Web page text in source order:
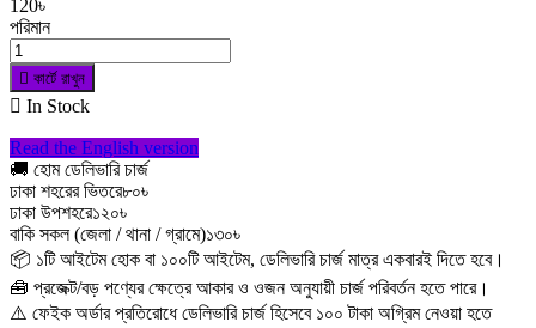
120৳
পরিমান
 কার্টে রাখুন
 In Stock
Read the English version
🚚 হোম ডেলিভারি চার্জ
ঢাকা শহরের ভিতরে৮০৳
ঢাকা উপশহরে১২০৳
বাকি সকল (জেলা / থানা / গ্রামে)১৩০৳
📦 ১টি আইটেম হোক বা ১০০টি আইটেম, ডেলিভারি চার্জ মাত্র একবারই দিতে হবে।
🧰 প্রজেক্ট/বড় পণ্যের ক্ষেত্রে আকার ও ওজন অনুযায়ী চার্জ পরিবর্তন হতে পারে।
⚠️ ফেইক অর্ডার প্রতিরোধে ডেলিভারি চার্জ হিসেবে ১০০ টাকা অগ্রিম নেওয়া হতে